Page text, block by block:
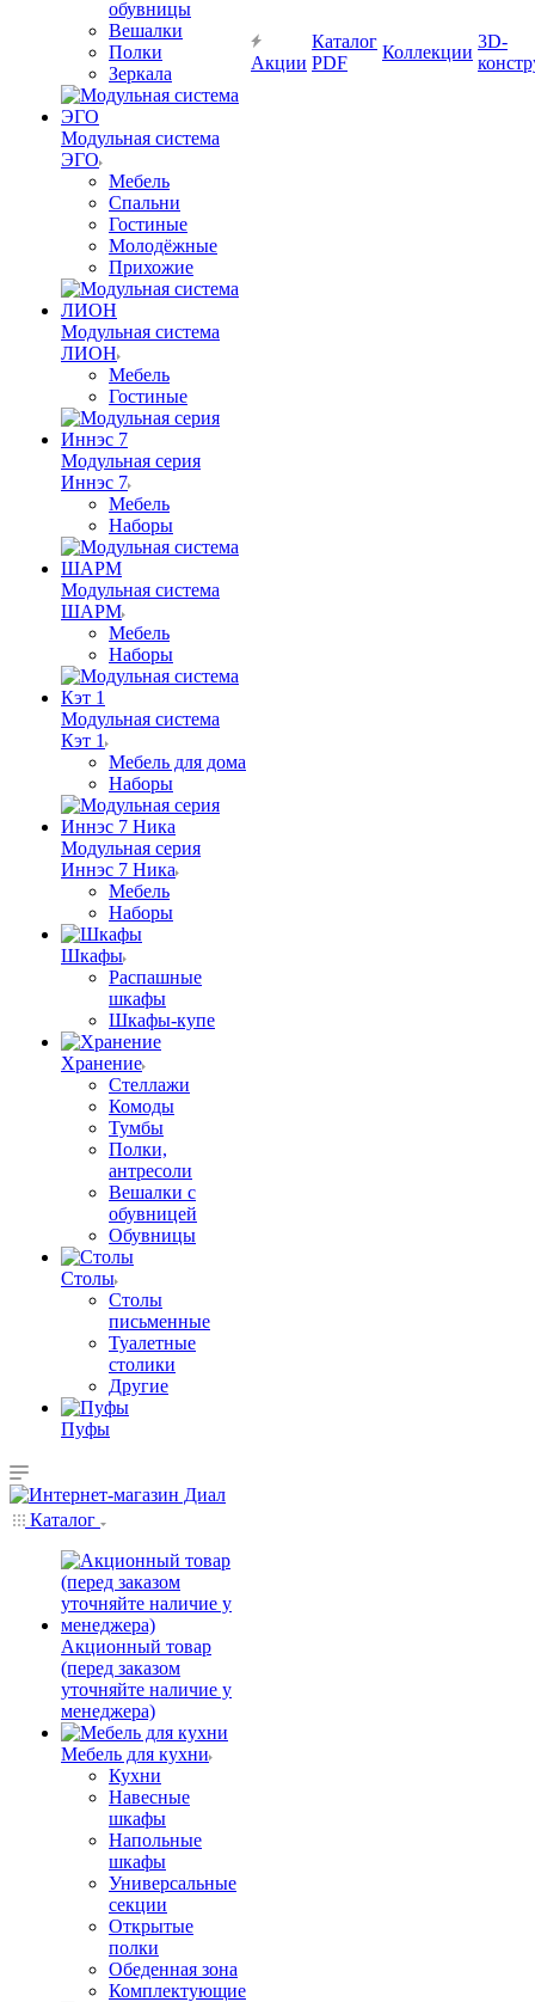
обувницы
Вешалки
Полки
Зеркала
Модульная система
ЭГО
Мебель
Спальни
Гостиные
Молодёжные
Прихожие
Модульная система
ЛИОН
Мебель
Гостиные
Модульная серия
Иннэс 7
Мебель
Наборы
Модульная система
ШАРМ
Мебель
Наборы
Модульная система
Кэт 1
Мебель для дома
Наборы
Модульная серия
Иннэс 7 Ника
Мебель
Наборы
Шкафы
Распашные
шкафы
Шкафы-купе
Хранение
Стеллажи
Комоды
Тумбы
Полки,
антресоли
Вешалки с
обувницей
Обувницы
Столы
Столы
письменные
Туалетные
столики
Другие
Пуфы
Акции
Каталог
PDF
Коллекции
3D-
Каталог
Акционный товар
(перед заказом
уточняйте наличие у
менеджера)
Мебель для кухни
Кухни
Навесные
шкафы
Напольные
шкафы
Универсальные
секции
Открытые
полки
Обеденная зона
Комплектующие